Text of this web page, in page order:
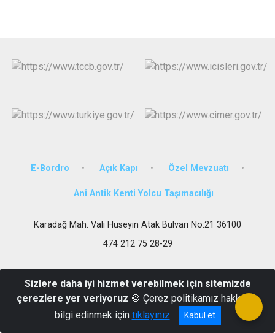
E-Bordro Açık Kapı Özel Mevzuatı
Ani Antik Kenti Yolcu Taşımacılığı
Karadağ Mah. Vali Hüseyin Atak Bulvarı No:21 36100
474 212 75 28-29
Sizlere daha iyi hizmet verebilmek için sitemizde
çerezlere yer veriyoruz 🍪 Çerez politikamız hakkında
bilgi edinmek için tıklayınız Kabul et